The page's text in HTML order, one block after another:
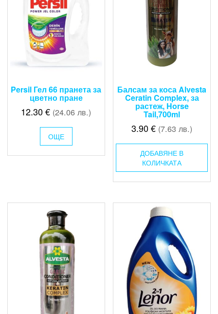
Persil Гел 66 пранета за
цветно пране
12.30€ (24.06 лв.)
ОЩЕ
Балсам за коса Alvesta
Ceratin Complex, за
растеж, Horse
Tail,700ml
3.90€ (7.63 лв.)
ДОБАВЯНЕ В
КОЛИЧКАТА